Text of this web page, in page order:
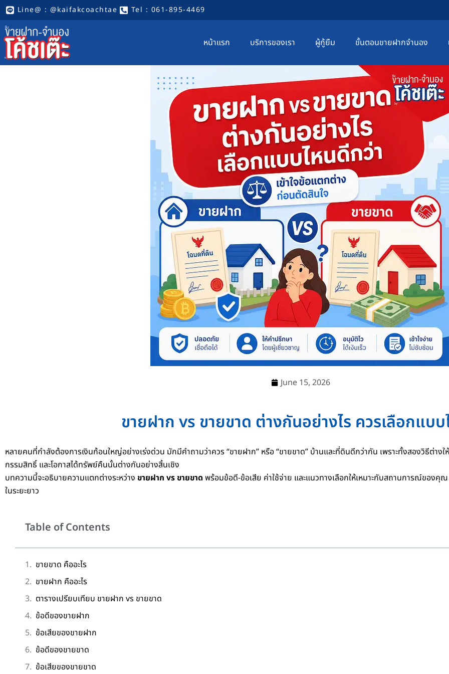
Line@ : @kaifakcoachtae Tel : 061-895-4469
หน้าแรก บริการของเรา ผู้กู้ยืม ขั้นตอนขายฝากจำนอง
June 15, 2026
ขายฝาก vs ขายขาด ต่างกันอย่างไร ควรเลือกแบ
หลายคนที่กำลังต้องการเงินก้อนใหญ่อย่างเร่งด่วน มักมีคำถามว่าควร “ขายฝาก” หรือ “ขายขาด” บ้านและที่ดินดีกว่ากัน เพราะทั้งสองวิธีต่า
กรรมสิทธิ์ และโอกาสได้ทรัพย์คืนนั้นต่างกันอย่างสิ้นเชิง
บทความนี้จะอธิบายความแตกต่างระหว่าง ขายฝาก vs ขายขาด พร้อมข้อดี-ข้อเสีย ค่าใช้จ่าย และแนวทางเลือกให้เหมาะกับสถานการณ์ของคุณ
ในระยะยาว
Table of Contents
ขายขาด คืออะไร
ขายฝาก คืออะไร
ตารางเปรียบเทียบ ขายฝาก vs ขายขาด
ข้อดีของขายฝาก
ข้อเสียของขายฝาก
ข้อดีของขายขาด
ข้อเสียของขายขาด